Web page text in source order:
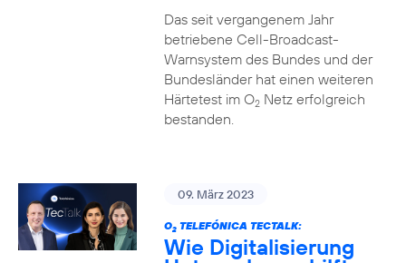
Das seit vergangenem Jahr
betriebene Cell-Broadcast-
Warnsystem des Bundes und der
Bundesländer hat einen weiteren
Härtetest im O2Netz erfolgreich
bestanden.
09. März 2023
O2TELEFÓNICA TECTALK:
Wie Digitalisierung